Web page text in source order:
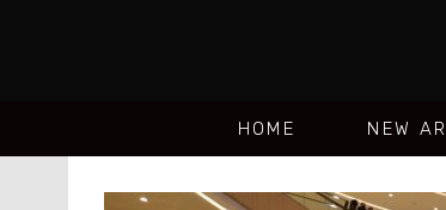
HOME NEW